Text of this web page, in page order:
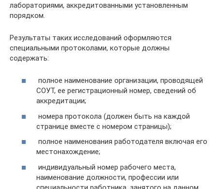
лабораториями, аккредитованными установленным
порядком.
Результаты таких исследований оформляются
специальными протоколами, которые должны
содержать:
полное наименование организации, проводящей
СОУТ, ее регистрационный номер, сведений об
аккредитации;
номера протокола (должен быть на каждой
странице вместе с номером страницы);
полное наименования работодателя включая его
местонахождение;
индивидуальный номер рабочего места,
наименование должности, профессии или